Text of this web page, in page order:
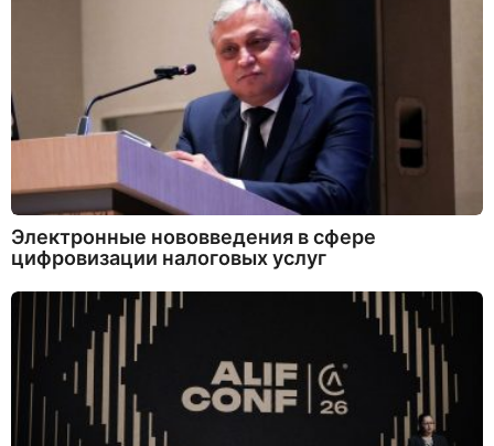
Электронные нововведения в сфере
цифровизации налоговых услуг